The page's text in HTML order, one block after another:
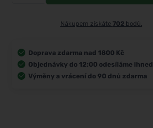
Nákupem získáte 702bodů.
Doprava zdarma nad 1800 Kč
Objednávky do 12:00 odesíláme ihned
Výměny a vrácení do 90 dnů zdarma